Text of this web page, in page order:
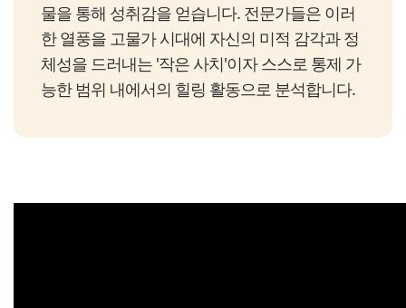
물을 통해 성취감을 얻습니다. 전문가들은 이러
한 열풍을 고물가 시대에 자신의 미적 감각과 정
체성을 드러내는 '작은 사치'이자 스스로 통제 가
능한 범위 내에서의 힐링 활동으로 분석합니다.